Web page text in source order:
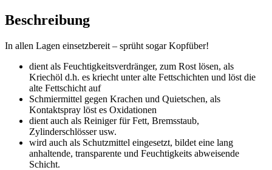
Beschreibung
In allen Lagen einsetzbereit – sprüht sogar Kopfüber!
dient als Feuchtigkeitsverdränger, zum Rost lösen, als
Kriechöl d.h. es kriecht unter alte Fettschichten und löst die
alte Fettschicht auf
Schmiermittel gegen Krachen und Quietschen, als
Kontaktspray löst es Oxidationen
dient auch als Reiniger für Fett, Bremsstaub,
Zylinderschlösser usw.
wird auch als Schutzmittel eingesetzt, bildet eine lang
anhaltende, transparente und Feuchtigkeits abweisende
Schicht.